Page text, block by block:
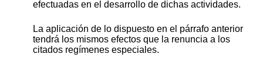
efectuadas en el desarrollo de dichas actividades.
La aplicación de lo dispuesto en el párrafo anterior
tendrá los mismos efectos que la renuncia a los
citados regímenes especiales.